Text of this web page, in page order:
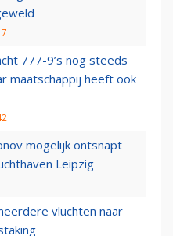
777-9’s nog steeds
maatschappij heeft ook
mogelijk ontsnapt
Leipzig
vluchten naar